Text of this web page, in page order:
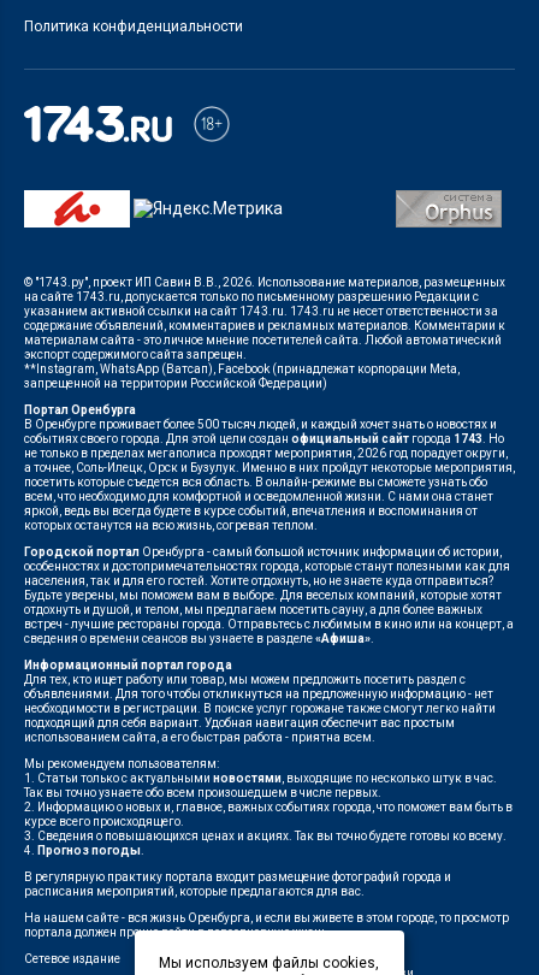
Политика конфиденциальности
© "1743.ру", проект ИП Савин В.В., 2026. Использование материалов, размещенных
на сайте 1743.ru, допускается только по письменному разрешению Редакции с
указанием активной ссылки на сайт 1743.ru. 1743.ru не несет ответственности за
содержание объявлений, комментариев и рекламных материалов. Комментарии к
материалам сайта - это личное мнение посетителей сайта. Любой автоматический
экспорт содержимого сайта запрещен.
**Instagram, WhatsApp (Ватсап), Facebook (принадлежат корпорации Meta,
запрещенной на территории Российской Федерации)
Портал Оренбурга
В Оренбурге проживает более 500 тысяч людей, и каждый хочет знать о новостях и
событиях своего города. Для этой цели создан официальный сайт города 1743 . Но
не только в пределах мегаполиса проходят мероприятия, 2026 год порадует округи,
а точнее, Соль-Илецк, Орск и Бузулук. Именно в них пройдут некоторые мероприятия,
посетить которые съедется вся область. В онлайн-режиме вы сможете узнать обо
всем, что необходимо для комфортной и осведомленной жизни. С нами она станет
яркой, ведь вы всегда будете в курсе событий, впечатления и воспоминания от
которых останутся на всю жизнь, согревая теплом.
Городской портал Оренбурга - самый большой источник информации об истории,
особенностях и достопримечательностях города, которые станут полезными как для
населения, так и для его гостей. Хотите отдохнуть, но не знаете куда отправиться?
Будьте уверены, мы поможем вам в выборе. Для веселых компаний, которые хотят
отдохнуть и душой, и телом, мы предлагаем посетить сауну, а для более важных
встреч - лучшие рестораны города. Отправьтесь с любимым в кино или на концерт, а
сведения о времени сеансов вы узнаете в разделе«Афиша»
Информационный портал города
Для тех, кто ищет работу или товар, мы можем предложить посетить раздел с
объявлениями. Для того чтобы откликнуться на предложенную информацию - нет
необходимости в регистрации. В поиске услуг горожане также смогут легко найти
подходящий для себя вариант. Удобная навигация обеспечит вас простым
использованием сайта, а его быстрая работа - приятна всем.
Мы рекомендуем пользователям:
1. Статьи только с актуальными новостями , выходящие по несколько штук в час.
Так вы точно узнаете обо всем произошедшем в числе первых.
2. Информацию о новых и, главное, важных событиях города, что поможет вам быть в
курсе всего происходящего.
3. Сведения о повышающихся ценах и акциях. Так вы точно будете готовы ко всему.
4.
Прогноз погоды
В регулярную практику портала входит размещение фотографий города и
расписания мероприятий, которые предлагаются для вас.
На нашем сайте - вся жизнь Оренбурга, и если вы живете в этом городе, то просмотр
портала должен прочно войти в повседневную жизнь.
Сетевое издание
"1743"
Мы используем файлы cookies,